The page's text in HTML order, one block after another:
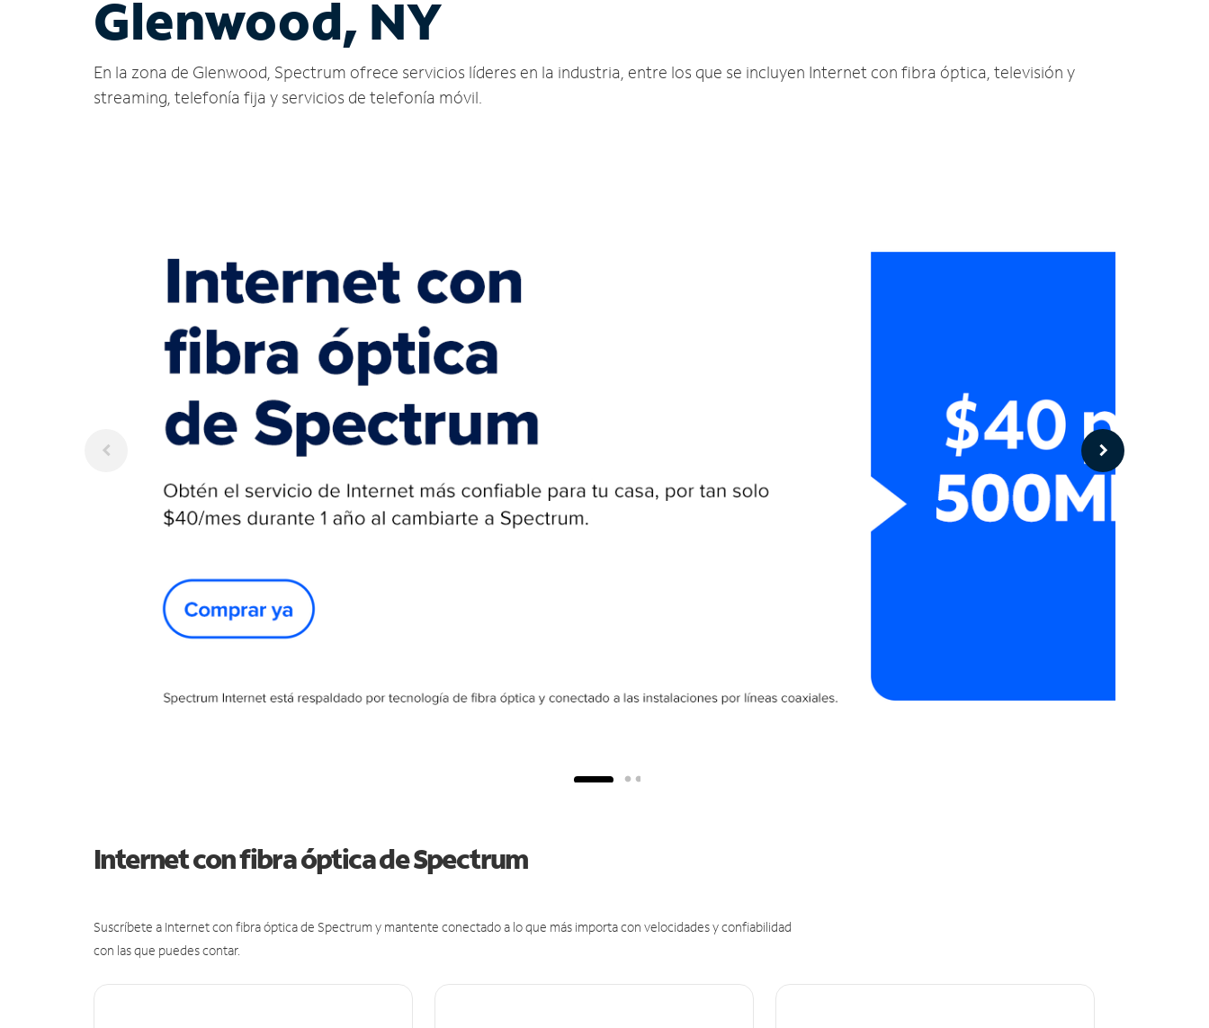
Glenwood, NY
En la zona de Glenwood, Spectrum ofrece servicios líderes en la industria, entre los que se incluyen Internet con fibra óptica, televisión y
streaming, telefonía fija y servicios de telefonía móvil.
Internet con fibra óptica de Spectrum
Suscríbete a Internet con fibra óptica de Spectrum y mantente conectado a lo que más importa con velocidades y confiabilidad
con las que puedes contar.